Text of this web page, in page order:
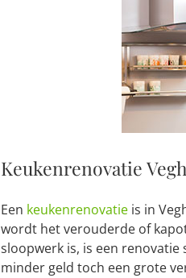
Keukenrenovatie
Een keukenrenovatie is in
wordt het verouderde of
sloopwerk is, is een
minder geld toch een grote